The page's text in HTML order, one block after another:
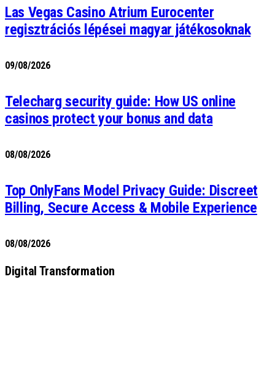
Las Vegas Casino Atrium Eurocenter
regisztrációs lépései magyar játékosoknak
09/08/2026
Telecharg security guide: How US online
casinos protect your bonus and data
08/08/2026
Top OnlyFans Model Privacy Guide: Discreet
Billing, Secure Access & Mobile Experience
08/08/2026
Digital Transformation